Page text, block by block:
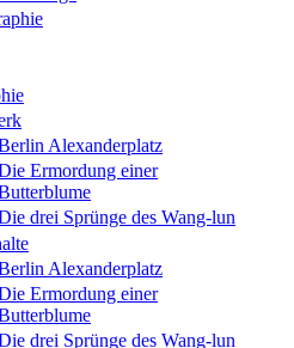
Alexanderplatz
Ermordung einer
drei Sprünge des Wang-lun
Alexanderplatz
Ermordung einer
drei Sprünge des Wang-lun